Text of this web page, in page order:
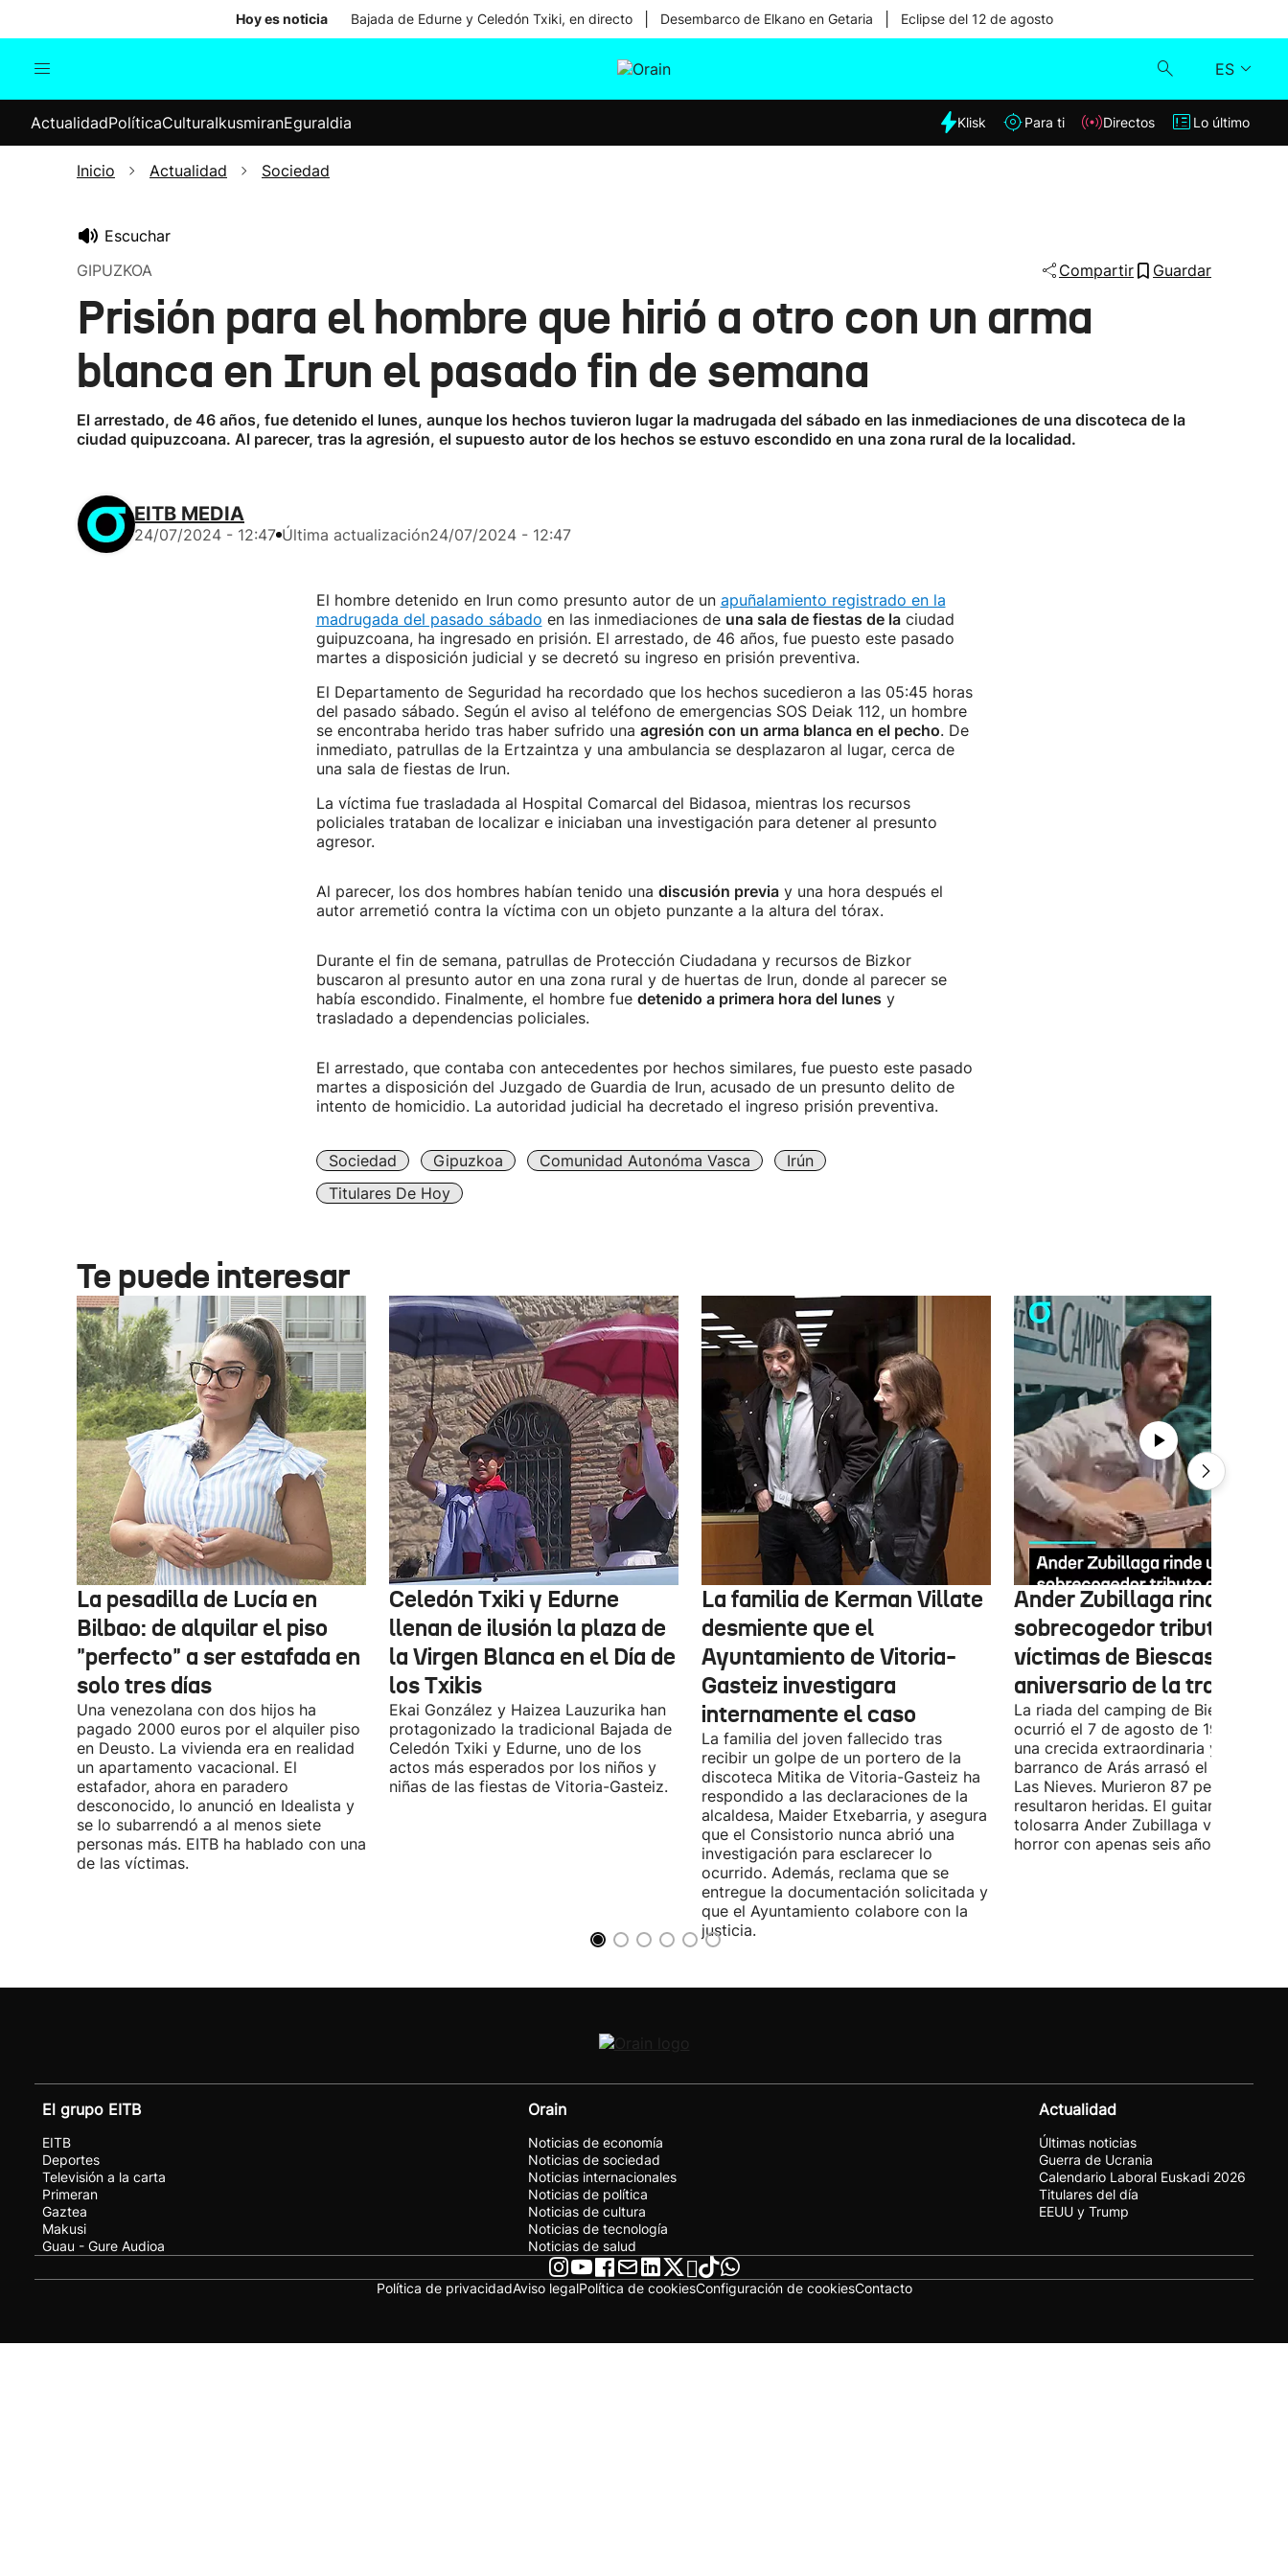
Hoy es noticia Bajada de Edurne y Celedón Txiki, en directo Desembarco de Elkano en Getaria Eclipse del 12 de agosto
ES
Internacional
Elecciones
Klisk
ActualidadPolíticaCulturaIkusmiranEguraldia Klisk Para ti Directos Lo último
Inicio Actualidad Sociedad
Escuchar
GIPUZKOA
Compartir Guardar
Prisión para el hombre que hirió a otro con un arma
blanca en Irun el pasado fin de semana
El arrestado, de 46 años, fue detenido el lunes, aunque los hechos tuvieron lugar la madrugada del sábado en las inmediaciones de una discoteca de la
ciudad quipuzcoana. Al parecer, tras la agresión, el supuesto autor de los hechos se estuvo escondido en una zona rural de la localidad.
EITB MEDIA
24/07/2024 - 12:47 Última actualización24/07/2024 - 12:47
El hombre detenido en Irun como presunto autor de un apuñalamiento registrado en la
madrugada del pasado sábado en las inmediaciones de una sala de fiestas de laciudad
guipuzcoana, ha ingresado en prisión. El arrestado, de 46 años, fue puesto este pasado
martes a disposición judicial y se decretó su ingreso en prisión preventiva.
El Departamento de Seguridad ha recordado que los hechos sucedieron a las 05:45 horas
del pasado sábado. Según el aviso al teléfono de emergencias SOS Deiak 112, un hombre
se encontraba herido tras haber sufrido una agresión con un arma blanca en el pecho. De
inmediato, patrullas de la Ertzaintza y una ambulancia se desplazaron al lugar, cerca de
una sala de fiestas de Irun.
La víctima fue trasladada al Hospital Comarcal del Bidasoa, mientras los recursos
policiales trataban de localizar e iniciaban una investigación para detener al presunto
agresor.
Al parecer, los dos hombres habían tenido una discusión previay una hora después el
autor arremetió contra la víctima con un objeto punzante a la altura del tórax.
Durante el fin de semana, patrullas de Protección Ciudadana y recursos de Bizkor
buscaron al presunto autor en una zona rural y de huertas de Irun, donde al parecer se
había escondido. Finalmente, el hombre fue detenido a primera hora del lunes y
trasladado a dependencias policiales.
El arrestado, que contaba con antecedentes por hechos similares, fue puesto este pasado
martes a disposición del Juzgado de Guardia de Irun, acusado de un presunto delito de
intento de homicidio. La autoridad judicial ha decretado el ingreso prisión preventiva.
Sociedad Gipuzkoa Comunidad Autonóma Vasca
Irún
Titulares De Hoy
Te puede interesar
La pesadilla de Lucía en
Bilbao: de alquilar el piso
"perfecto" a ser estafada en
solo tres días
Una venezolana con dos hijos ha
pagado 2000 euros por el alquiler piso
en Deusto. La vivienda era en realidad
un apartamento vacacional. El
estafador, ahora en paradero
desconocido, lo anunció en Idealista y
se lo subarrendó a al menos siete
personas más. EITB ha hablado con una
de las víctimas.
Celedón Txiki y Edurne
llenan de ilusión la plaza de
la Virgen Blanca en el Día de
los Txikis
Ekai González y Haizea Lauzurika han
protagonizado la tradicional Bajada de
Celedón Txiki y Edurne, uno de los
actos más esperados por los niños y
niñas de las fiestas de Vitoria-Gasteiz.
La familia de Kerman Villate
desmiente que el
Ayuntamiento de Vitoria-
Gasteiz investigara
internamente el caso
La familia del joven fallecido tras
recibir un golpe de un portero de la
discoteca Mitika de Vitoria-Gasteiz ha
respondido a las declaraciones de la
alcaldesa, Maider Etxebarria, y asegura
que el Consistorio nunca abrió una
investigación para esclarecer lo
ocurrido. Además, reclama que se
entregue la documentación solicitada y
que el Ayuntamiento colabore con la
justicia.
Ander Zubillaga rinde un
sobrecogedor tributo a las
víctimas de Biescas en el
aniversario de la tragedia
La riada del camping de Biescas
ocurrió el 7 de agosto de 1996,
una crecida extraordinaria y súbita
barranco de Arás arrasó el camping
Las Nieves. Murieron 87 personas y
resultaron heridas. El guitarrista
tolosarra Ander Zubillaga vivió aquel
horror con apenas seis años de edad.
El grupo EITB
EITB
Deportes
Televisión a la carta
Primeran
Gaztea
Makusi
Guau - Gure Audioa
Orain
Noticias de economía
Noticias de sociedad
Noticias internacionales
Noticias de política
Noticias de cultura
Noticias de tecnología
Noticias de salud
Actualidad
Últimas noticias
Guerra de Ucrania
Calendario Laboral Euskadi 2026
Titulares del día
EEUU y Trump
Política de privacidadAviso legalPolítica de cookiesConfiguración de cookiesContacto